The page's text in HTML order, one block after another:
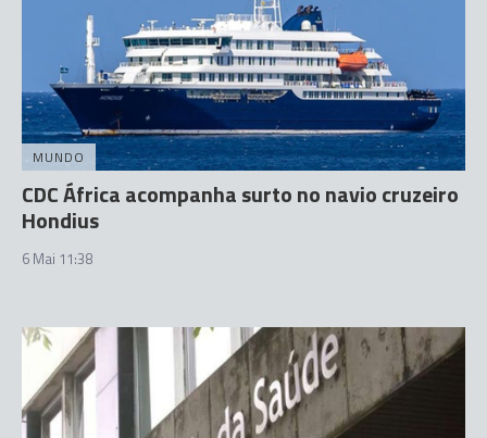
MUNDO
CDC África acompanha surto no navio cruzeiro
Hondius
6 Mai 11:38